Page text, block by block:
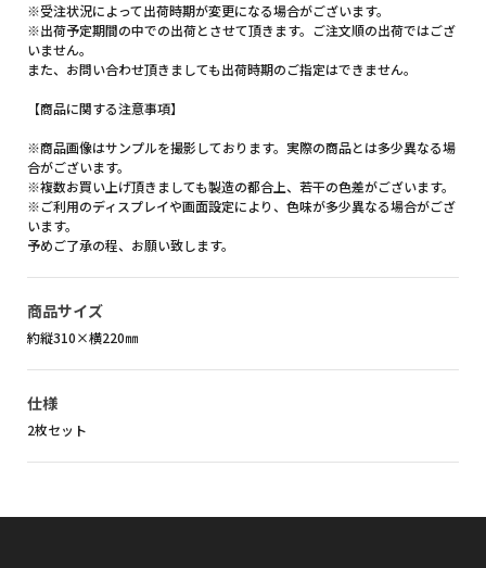
※受注状況によって出荷時期が変更になる場合がございます。
※出荷予定期間の中での出荷とさせて頂きます。ご注文順の出荷ではござ
いません。
また、お問い合わせ頂きましても出荷時期のご指定はできません。
【商品に関する注意事項】
※商品画像はサンプルを撮影しております。実際の商品とは多少異なる場
合がございます。
※複数お買い上げ頂きましても製造の都合上、若干の色差がございます。
※ご利用のディスプレイや画面設定により、色味が多少異なる場合がござ
います。
予めご了承の程、お願い致します。
商品サイズ
約縦310×横220㎜
仕様
2枚セット